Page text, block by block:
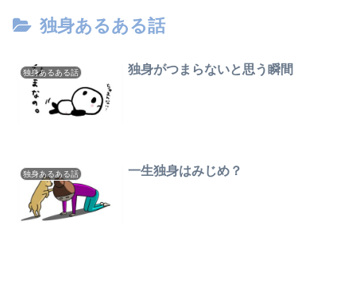
独身あるある話
独身あるある話 独身がつまらないと思う瞬間
独身あるある話 一生独身はみじめ？